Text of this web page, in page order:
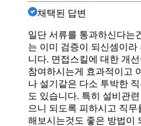
채택된 답변
일단 서류를 통과하신다는
는 이미 검증이 되신셈이
니다. 면접스킬에 대한 개
참여하시는게 효과적이고
나 설기같은 다소 투박한
도 있습니다. 특히 설비관
으니 되도록 피하시고 직
해보시는것도 좋은 방법이